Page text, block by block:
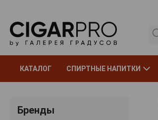
КАТАЛОГ СПИРТНЫЕ НАПИТКИ
Бренды